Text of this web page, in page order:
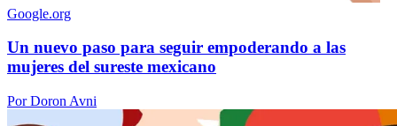
Google.org
Un nuevo paso para seguir empoderando a las
mujeres del sureste mexicano
Por Doron Avni